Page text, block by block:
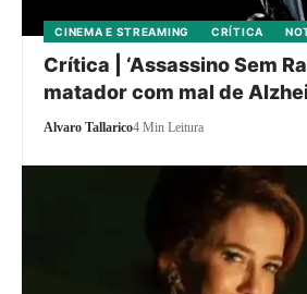
CINEMA E STREAMING CRÍTICA
Crítica | ‘Assassino Sem
matador com mal de
Alvaro Tallarico4 Min Leitura